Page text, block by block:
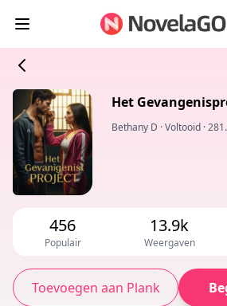
Het
Bethany D ·Voltooid ·
456
Populair
13.9k
Weergaven
Toevoegen aan Plank